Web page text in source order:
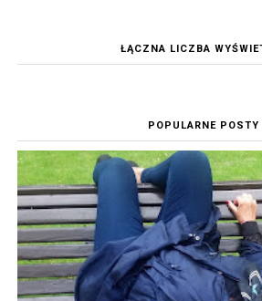
ŁĄCZNA LICZBA
POPULARNE POSTY